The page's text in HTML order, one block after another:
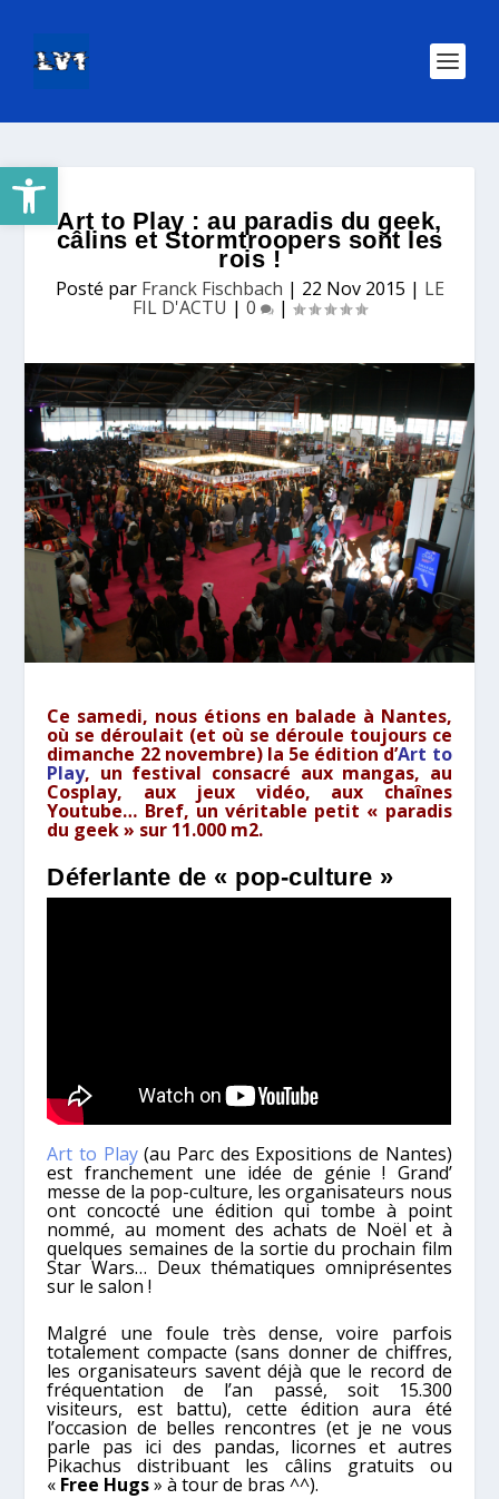
Ouvrir la barre d’outils
Art to Play : au paradis du geek,
câlins et Stormtroopers sont les
rois !
Posté par Franck Fischbach | 22 Nov 2015 | LE
FIL D'ACTU | 0 |
Ce samedi, nous étions en balade à Nantes,
où se déroulait (et où se déroule toujours ce
dimanche 22 novembre) la 5e édition d’Art to
Play, un festival consacré aux mangas, au
Cosplay, aux jeux vidéo, aux chaînes
Youtube… Bref, un véritable petit « paradis
du geek » sur 11.000 m2.
Déferlante de « pop-culture »
Art to Play(au Parc des Expositions de Nantes)
est franchement une idée de génie ! Grand’
messe de la pop-culture, les organisateurs nous
ont concocté une édition qui tombe à point
nommé, au moment des achats de Noël et à
quelques semaines de la sortie du prochain film
Star Wars… Deux thématiques omniprésentes
sur le salon !
Malgré une foule très dense, voire parfois
totalement compacte (sans donner de chiffres,
les organisateurs savent déjà que le record de
fréquentation de l’an passé, soit 15.300
visiteurs, est battu), cette édition aura été
l’occasion de belles rencontres (et je ne vous
parle pas ici des pandas, licornes et autres
Pikachus distribuant les câlins gratuits ou
« Free Hugs» à tour de bras ^^).